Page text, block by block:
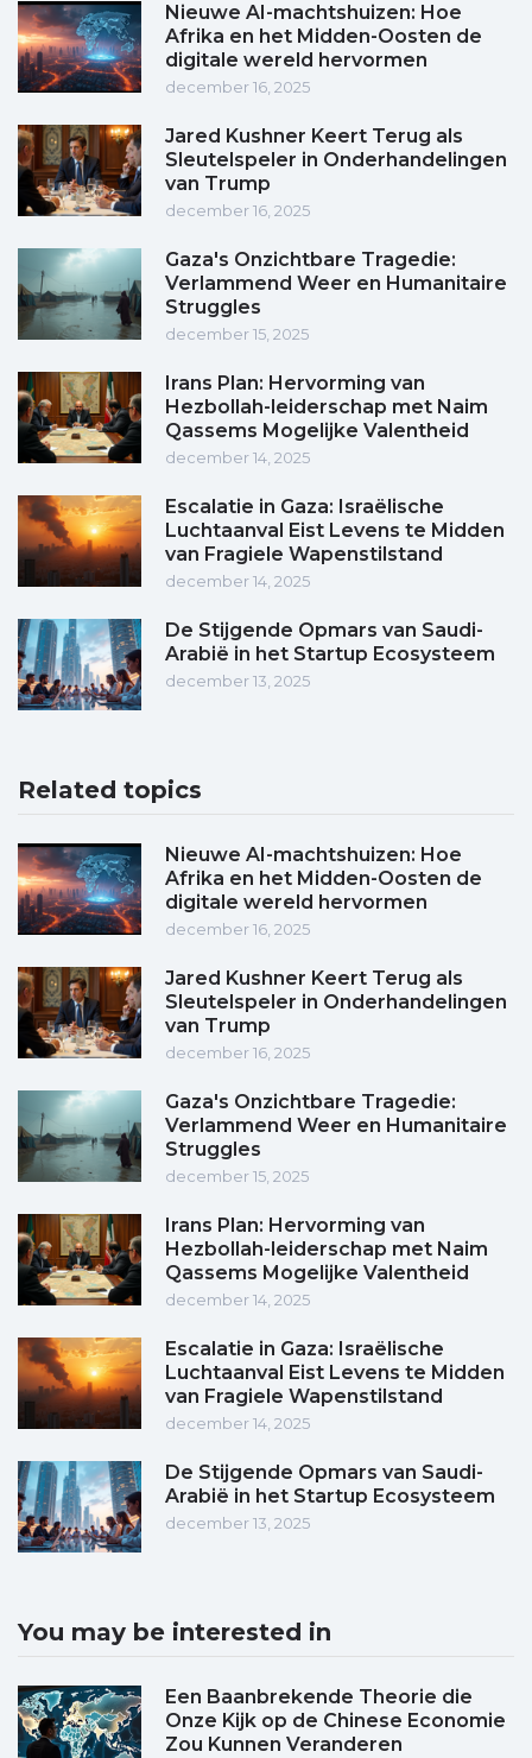
Nieuwe AI-machtshuizen: Hoe
Afrika en het Midden-Oosten de
digitale wereld hervormen
december 16, 2025
Jared Kushner Keert Terug als
Sleutelspeler in Onderhandelingen
van Trump
december 16, 2025
Gaza's Onzichtbare Tragedie:
Verlammend Weer en Humanitaire
Struggles
december 15, 2025
Irans Plan: Hervorming van
Hezbollah-leiderschap met Naim
Qassems Mogelijke Valentheid
december 14, 2025
Escalatie in Gaza: Israëlische
Luchtaanval Eist Levens te Midden
van Fragiele Wapenstilstand
december 14, 2025
De Stijgende Opmars van Saudi-
Arabië in het Startup Ecosysteem
december 13, 2025
Related topics
Nieuwe AI-machtshuizen: Hoe
Afrika en het Midden-Oosten de
digitale wereld hervormen
december 16, 2025
Jared Kushner Keert Terug als
Sleutelspeler in Onderhandelingen
van Trump
december 16, 2025
Gaza's Onzichtbare Tragedie:
Verlammend Weer en Humanitaire
Struggles
december 15, 2025
Irans Plan: Hervorming van
Hezbollah-leiderschap met Naim
Qassems Mogelijke Valentheid
december 14, 2025
Escalatie in Gaza: Israëlische
Luchtaanval Eist Levens te Midden
van Fragiele Wapenstilstand
december 14, 2025
De Stijgende Opmars van Saudi-
Arabië in het Startup Ecosysteem
december 13, 2025
You may be interested in
Een Baanbrekende Theorie die
Onze Kijk op de Chinese Economie
Zou Kunnen Veranderen